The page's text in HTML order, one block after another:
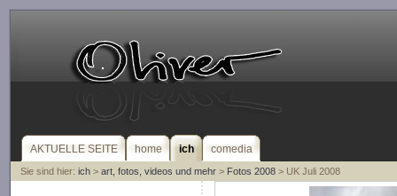
AKTUELLE SEITE home ich comedia
Sie sind hier: ich> art, fotos, videos und mehr> Fotos 2008> UK Juli 2008